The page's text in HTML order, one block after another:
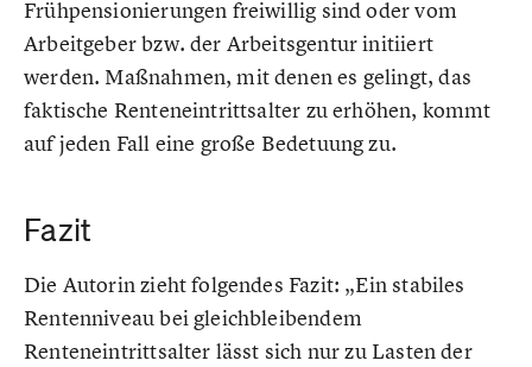
Frühpensionierungen freiwillig sind oder vom
Arbeitgeber bzw. der Arbeitsgentur initiiert
werden. Maßnahmen, mit denen es gelingt, das
faktische Renteneintrittsalter zu erhöhen, kommt
auf jeden Fall eine große Bedetuung zu.
Fazit
Die Autorin zieht folgendes Fazit: „Ein stabiles
Rentenniveau bei gleichbleibendem
Renteneintrittsalter lässt sich nur zu Lasten der